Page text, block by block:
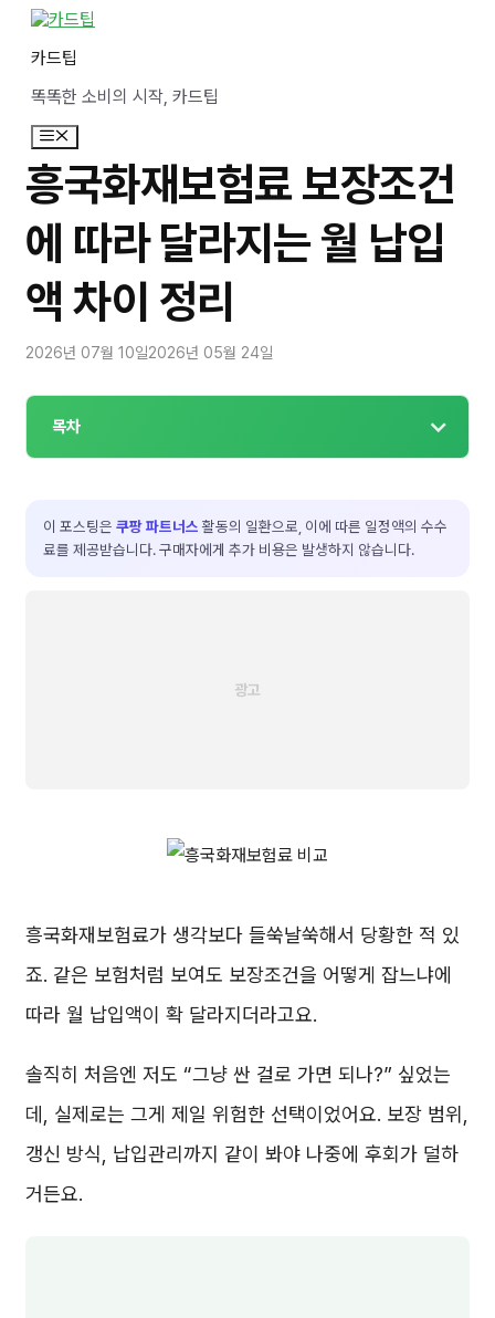
카드팁
똑똑한 소비의 시작, 카드팁
메
뉴
흥국화재보험료 보장조건
에 따라 달라지는 월 납입
액 차이 정리
2026년 07월 10일2026년 05월 24일
목차
이 포스팅은 쿠팡 파트너스 활동의 일환으로, 이에 따른 일정액의 수수
료를 제공받습니다. 구매자에게 추가 비용은 발생하지 않습니다.
흥국화재보험료가 생각보다 들쑥날쑥해서 당황한 적 있
죠. 같은 보험처럼 보여도 보장조건을 어떻게 잡느냐에
따라 월 납입액이 확 달라지더라고요.
솔직히 처음엔 저도 “그냥 싼 걸로 가면 되나?” 싶었는
데, 실제로는 그게 제일 위험한 선택이었어요. 보장 범위,
갱신 방식, 납입관리까지 같이 봐야 나중에 후회가 덜하
거든요.